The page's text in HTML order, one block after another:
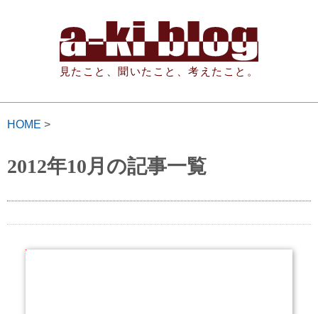
見たこと、聞いたこと、考えたこと。
HOME >
2012年10月の記事一覧